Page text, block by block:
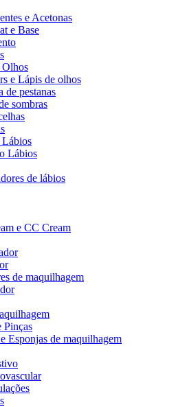
e Acetonas
e Base
e Lápis de olhos
de pestanas
sombras
Lábios
de lábios
e CC Cream
de maquilhagem
Pinças
Esponjas de maquilhagem